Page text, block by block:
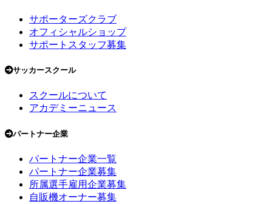
サポーターズクラブ
オフィシャルショップ
サポートスタッフ募集
サッカースクール
スクールについて
アカデミーニュース
パートナー企業
パートナー企業一覧
パートナー企業募集
所属選手雇用企業募集
自販機オーナー募集